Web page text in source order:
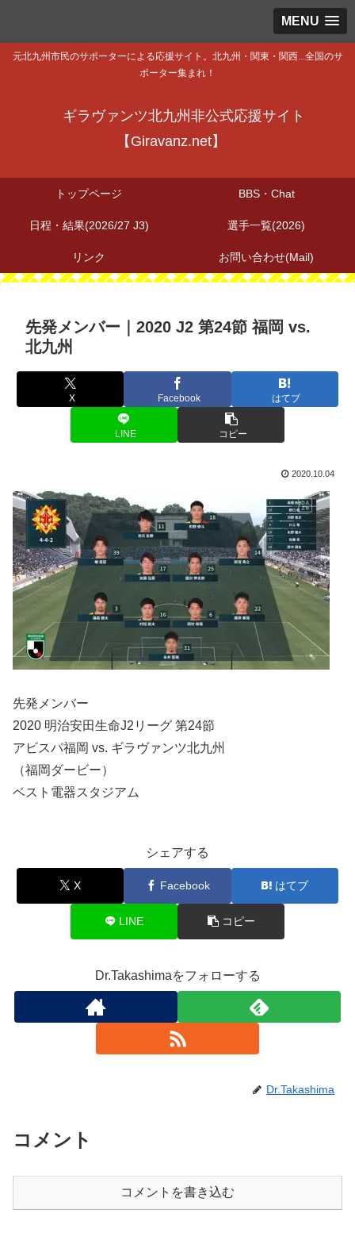
MENU
元北九州市民のサポーターによる応援サイト。北九州・関東・関西...全国のサ
ポーター集まれ！
ギラヴァンツ北九州非公式応援サイト
【Giravanz.net】
トップページ BBS・Chat
日程・結果(2026/27 J3) 選手一覧(2026)
リンク お問い合わせ(Mail)
先発メンバー｜2020 J2 第24節 福岡 vs.
北九州
X Facebook はてブ
LINE コピー
2020.10.04
先発メンバー
2020 明治安田生命J2リーグ 第24節
アビスパ福岡 vs. ギラヴァンツ北九州
（福岡ダービー）
ベスト電器スタジアム
シェアする
X Facebook はてブ
LINE コピー
Dr.Takashimaをフォローする
Dr.Takashima
コメント
コメントを書き込む